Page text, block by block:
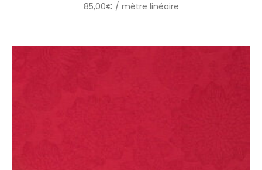
85,00€ / mètre linéaire